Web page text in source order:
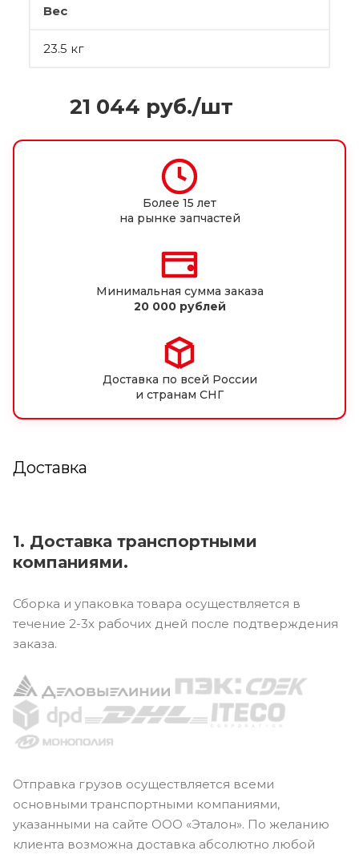
Вес
23.5 кг
21 044 руб./шт
Более 15 лет
на рынке запчастей
Минимальная сумма заказа
20 000 рублей
Доставка по всей России
и странам СНГ
Доставка
1. Доставка транспортными
компаниями.
Сборка и упаковка товара осуществляется в
течение 2-3х рабочих дней после подтверждения
заказа.
Отправка грузов осуществляется всеми
основными транспортными компаниями,
указанными на сайте ООО «Эталон». По желанию
клиента возможна доставка абсолютно любой